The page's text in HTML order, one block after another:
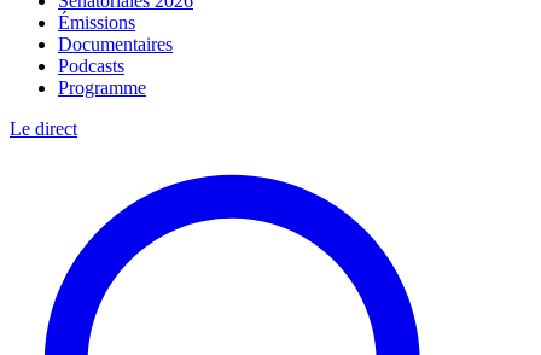
Émissions
Documentaires
Podcasts
Programme
Le direct